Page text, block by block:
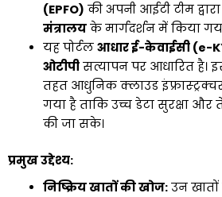
(EPFO) की अपनी आईटी टीम द्वारा
मंत्रालयके मार्गदर्शन में किया
यह पोर्टल आधार ई-केवाईसी (e-
ओटीपीसत्यापन पर आधारित है।
तहत आधुनिक क्लाउड
गया है ताकि उच्च डेटा सुरक्षा और
की जा सके।
प्रमुख उद्देश्य:
निष्क्रिय खातों की खोज:उन खातों